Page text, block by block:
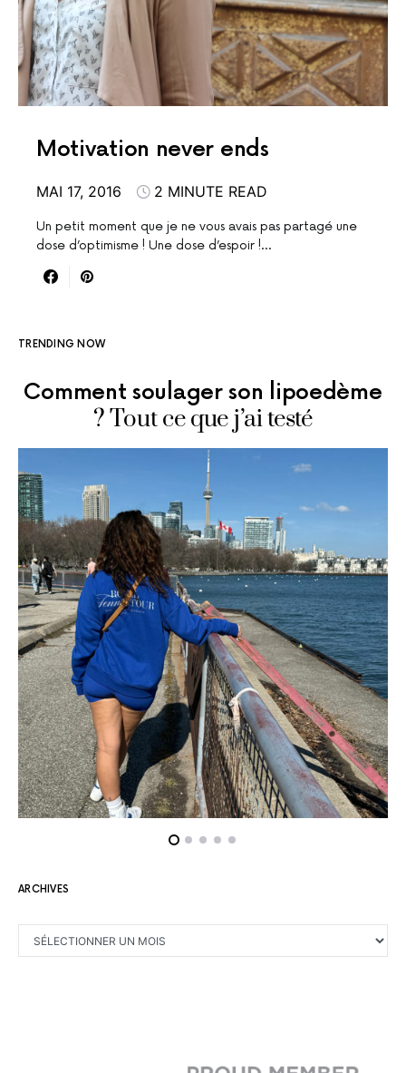
Motivation never ends
MAI 17, 2016 2 MINUTE READ
Un petit moment que je ne vous avais pas partagé une
dose d’optimisme ! Une dose d’espoir !…
TRENDING NOW
Comment soulager son lipoedème
? Tout ce que j’ai testé
ARCHIVES
ARCHIVES